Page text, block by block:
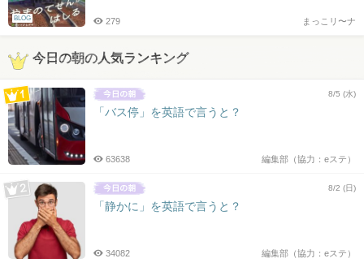
BLOG まっこリ〜ナ
279
今日の朝の人気ランキング
8/5 (水)
「バス停」を英語で言うと？
編集部（協力：eステ）
63638
8/2 (日)
「静かに」を英語で言うと？
編集部（協力：eステ）
34082